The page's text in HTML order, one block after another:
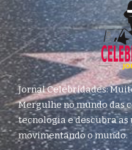
Jornal Celebridades:
Mergulhe no mundo das
tecnologia e descubra
movimentando o mundo.